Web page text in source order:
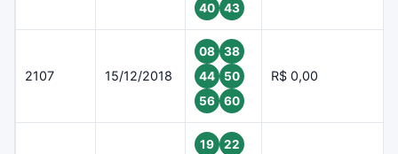
40
43
2107 15/12/2018
08
38
44
50
56
60
R$ 0,00
19
22